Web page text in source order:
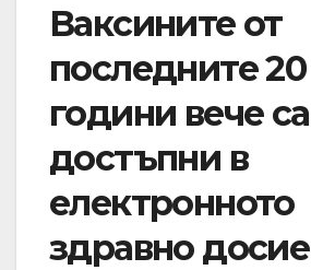
Ваксините от
последните 20
години вече са
достъпни в
електронното
здравно досие